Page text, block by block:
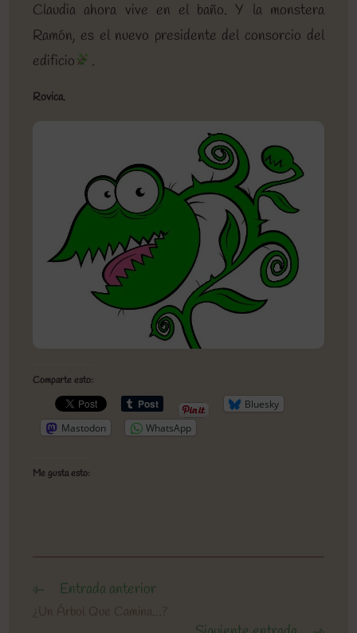
Claudia ahora vive en el baño. Y la monstera
Ramón, es el nuevo presidente del consorcio del
edificio
.
Rovica.
Comparte esto:
Bluesky
Mastodon
WhatsApp
Me gusta esto:
Leer
artículos
Entrada anterior
¿Un Árbol Que Camina…?